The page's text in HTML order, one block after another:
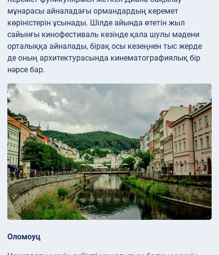
мұнарасы айналадағы ормандардың керемет
көріністерін ұсынады. Шілде айында өтетін жыл
сайынғы кинофестиваль кезінде қала шулы мәдени
орталыққа айналады, бірақ осы кезеңнен тыс жерде
де оның архитектурасында кинематографиялық бір
нәрсе бар.
Оломоуц